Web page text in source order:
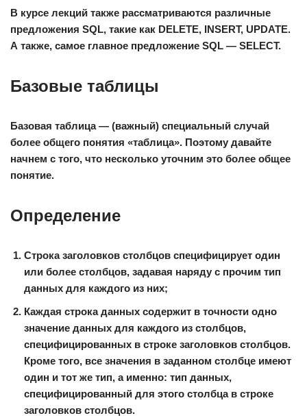
В курсе лекций также рассматриваются различные
предложения SQL, такие как DELETE, INSERT, UPDATE.
А также, самое главное предложение SQL — SELECT.
Базовые таблицы
Базовая таблица— (важный) специальный случай
более общего понятия «таблица». Поэтому давайте
начнем с того, что несколько уточним это более общее
понятие.
Определение
Строка заголовков столбцов специфицирует один
или более столбцов, задавая наряду с прочим тип
данных для каждого из них;
Каждая строка данных содержит в точности одно
значение данных для каждого из столбцов,
специфицированных в строке заголовков столбцов.
Кроме того, все значения в заданном столбце имеют
один и тот же тип, а именно: тип данных,
специфицированный для этого столбца в строке
заголовков столбцов.